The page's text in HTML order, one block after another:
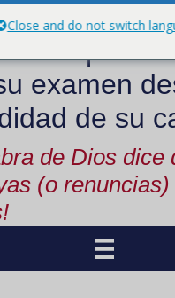
curso
examen
de su
de Dios dice
(o renuncias)
Close and do not switch